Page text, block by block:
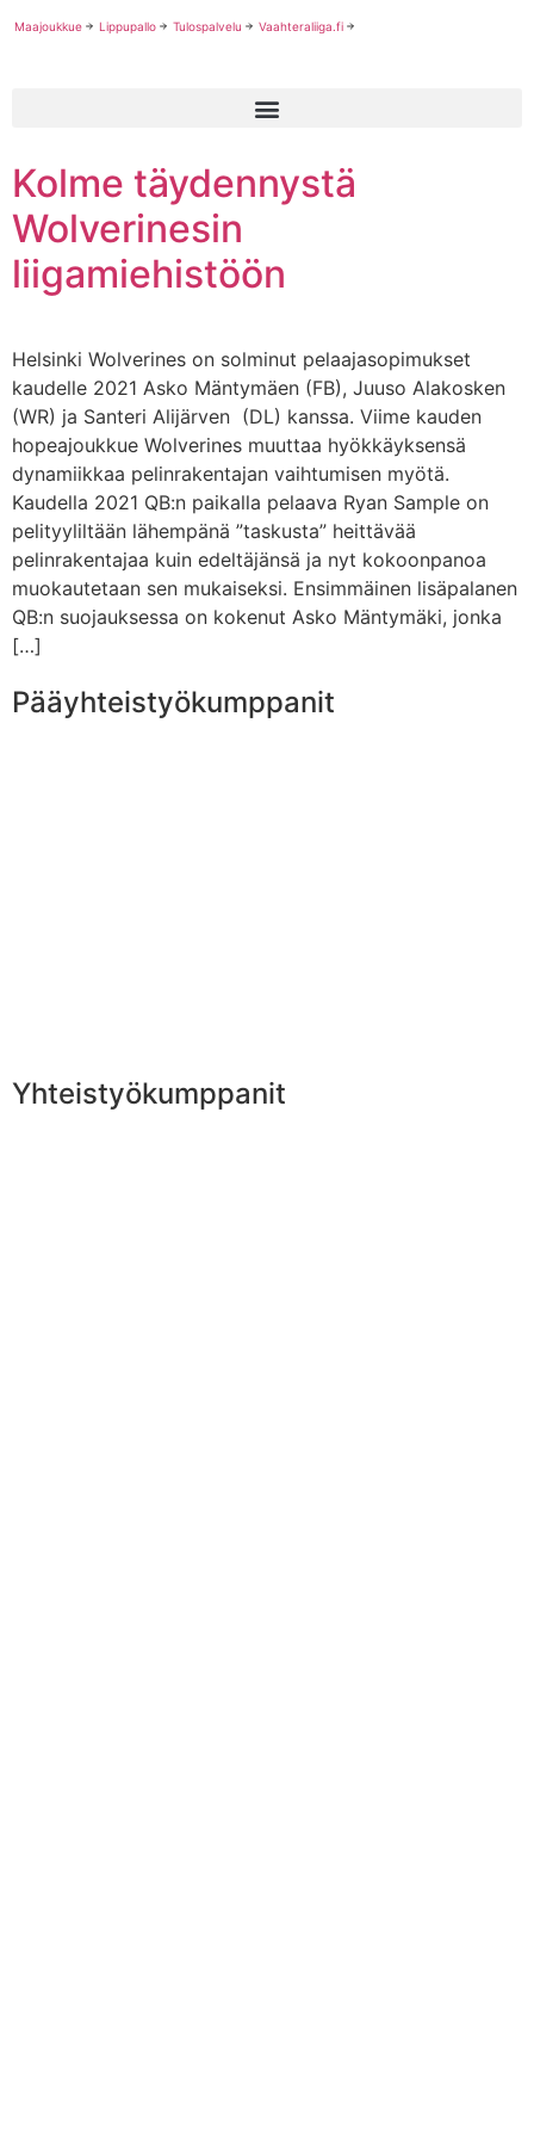
Maajoukkue Lippupallo Tulospalvelu Vaahteraliiga.fi
Kolme täydennystä
Wolverinesin
liigamiehistöön
Helsinki Wolverines on solminut pelaajasopimukset
kaudelle 2021 Asko Mäntymäen (FB), Juuso Alakosken
(WR) ja Santeri Alijärven (DL) kanssa. Viime kauden
hopeajoukkue Wolverines muuttaa hyökkäyksensä
dynamiikkaa pelinrakentajan vaihtumisen myötä.
Kaudella 2021 QB:n paikalla pelaava Ryan Sample on
pelityyliltään lähempänä ”taskusta” heittävää
pelinrakentajaa kuin edeltäjänsä ja nyt kokoonpanoa
muokautetaan sen mukaiseksi. Ensimmäinen lisäpalanen
QB:n suojauksessa on kokenut Asko Mäntymäki, jonka
[…]
Pääyhteistyökumppanit
Yhteistyökumppanit